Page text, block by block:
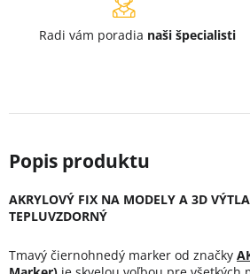
Radi vám poradia naši špecialisti
AKRYLOVÝ FIX NA MODELY A 3D
TEPLUVZDORNÝ
Tmavý čiernohnedý marker od značky